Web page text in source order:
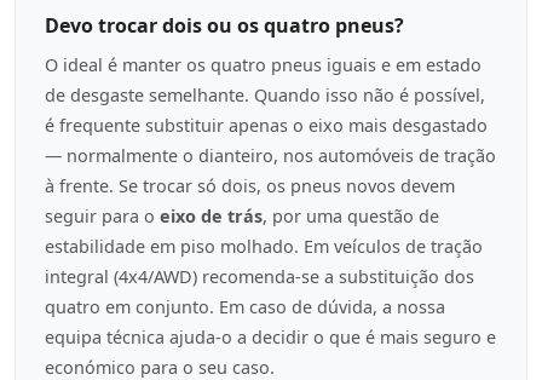
Devo trocar dois ou os quatro pneus?
O ideal é manter os quatro pneus iguais e em estado
de desgaste semelhante. Quando isso não é possível,
é frequente substituir apenas o eixo mais desgastado
— normalmente o dianteiro, nos automóveis de tração
à frente. Se trocar só dois, os pneus novos devem
seguir para o eixo de trás, por uma questão de
estabilidade em piso molhado. Em veículos de tração
integral (4x4/AWD) recomenda-se a substituição dos
quatro em conjunto. Em caso de dúvida, a nossa
equipa técnica ajuda-o a decidir o que é mais seguro e
económico para o seu caso.